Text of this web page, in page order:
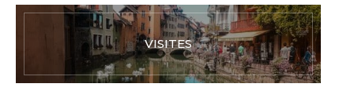
VISITES